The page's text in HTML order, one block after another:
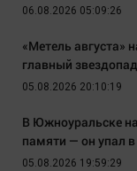
06.08.2026 05:09:26
«Метель августа»
главный
05.08.2026 20:10:19
В Южноуральске
памяти — он упал в
05.08.2026 19:59:29